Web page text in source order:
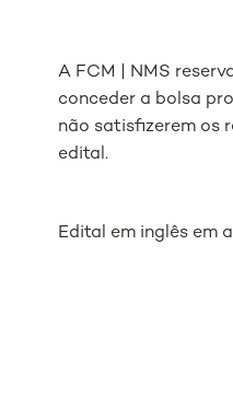
A FCM | NMS
conceder a bolsa
não satisfizerem os
edital.
Edital em inglês em